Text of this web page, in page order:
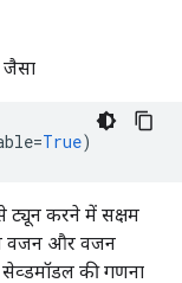
जैसा
=True)
ट्यून करने में सक्षम
वजन और वजन
की गणना